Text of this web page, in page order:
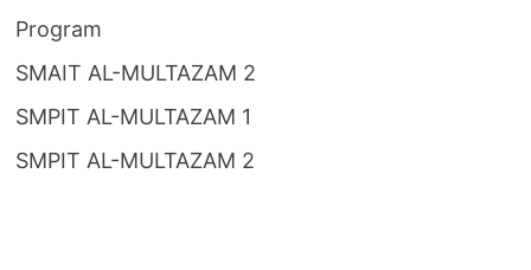
Program
SMAIT AL-MULTAZAM 2
SMPIT AL-MULTAZAM 1
SMPIT AL-MULTAZAM 2